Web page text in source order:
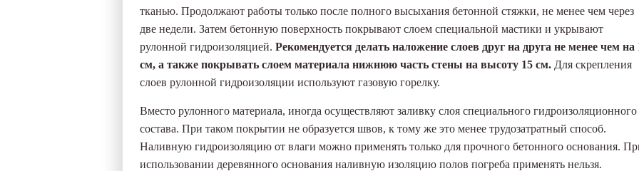
тканью. Продолжают работы только после полного высыхания бетонной стяжки, не менее чем через
две недели. Затем бетонную поверхность покрывают слоем специальной мастики и укрывают
рулонной гидроизоляцией. Рекомендуется делать наложение слоев друг на друга не менее чем на
см, а также покрывать слоем материала нижнюю часть стены на высоту 15 см. Для скрепления
слоев рулонной гидроизоляции используют газовую горелку.
Вместо рулонного материала, иногда осуществляют заливку слоя специального гидроизоляционного
состава. При таком покрытии не образуется швов, к тому же это менее трудозатратный способ.
Наливную гидроизоляцию от влаги можно применять только для прочного бетонного основания.
использовании деревянного основания наливную изоляцию полов погреба применять нельзя.